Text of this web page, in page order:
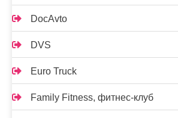
DocAvto
DVS
Euro Truck
Family Fitness, фитнес-клуб